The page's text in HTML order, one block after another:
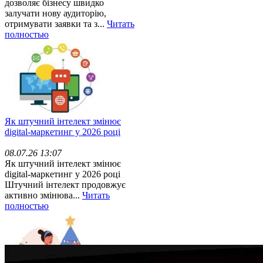
дозволяє бізнесу швидко
залучати нову аудиторію,
отримувати заявки та з... Читать
полностью
Як штучний інтелект змінює
digital-маркетинг у 2026 році
08.07.26 13:07
Як штучний інтелект змінює
digital-маркетинг у 2026 році
Штучний інтелект продовжує
активно змінюва... Читать
полностью